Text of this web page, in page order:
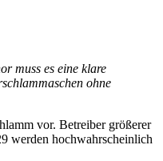
muss es eine klare
ohne
vor. Betreiber größerer
werden hochwahrscheinlich